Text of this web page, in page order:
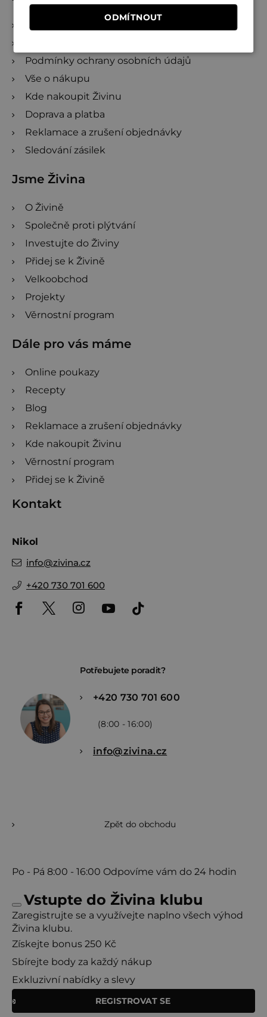
Podmínky ochrany osobních údajů
Vše o nákupu
Kde nakoupit Živinu
Doprava a platba
Reklamace a zrušení objednávky
Sledování zásilek
Jsme Živina
O Živině
Společně proti plýtvání
Investujte do Živiny
Přidej se k Živině
Velkoobchod
Projekty
Věrnostní program
Dále pro vás máme
Online poukazy
Recepty
Blog
Reklamace a zrušení objednávky
Kde nakoupit Živinu
Věrnostní program
Přidej se k Živině
Kontakt
Nikol
info@zivina.cz
+420 730 701 600
Potřebujete poradit?
+420 730 701 600
(8:00 - 16:00)
info@zivina.cz
Zpět do obchodu
Po - Pá 8:00 - 16:00 Odpovíme vám do 24 hodin
Vstupte do Živina klubu
Zaregistrujte se a využívejte naplno všech výhod
Živina klubu.
Získejte bonus 250 Kč
Sbírejte body za každý nákup
Exkluzivní nabídky a slevy
REGISTROVAT SE
ODMÍTNOUT